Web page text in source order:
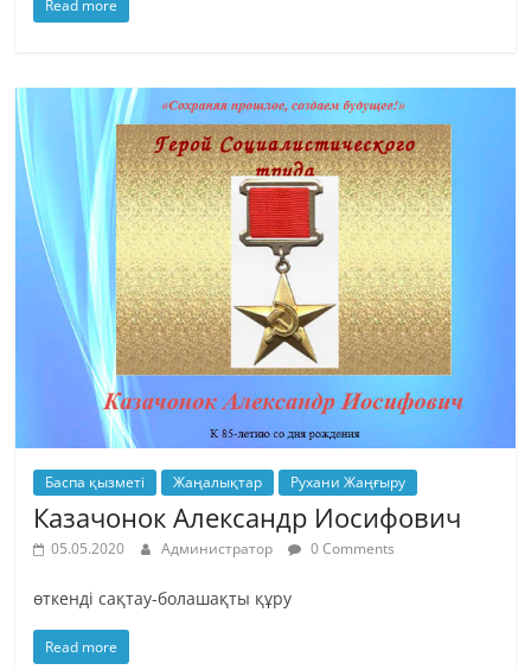
Read more
Баспа қызметі Жаңалықтар Рухани Жаңғыру
Казачонок Александр Иосифович
05.05.2020 Администратор 0 Comments
өткенді сақтау-болашақты құру
Read more